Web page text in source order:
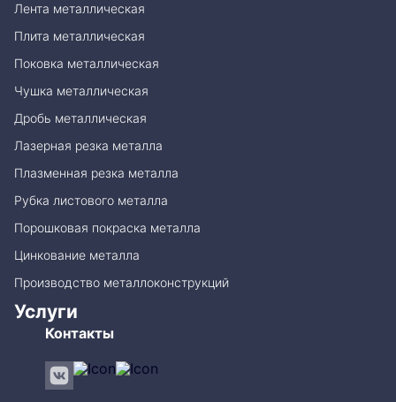
Лента металлическая
Плита металлическая
Поковка металлическая
Чушка металлическая
Дробь металлическая
Лазерная резка металла
Плазменная резка металла
Рубка листового металла
Порошковая покраска металла
Цинкование металла
Производство металлоконструкций
Услуги
Контакты